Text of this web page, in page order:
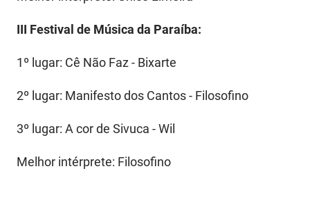
III Festival de Música da Paraíba:
1º lugar: Cê Não Faz - Bixarte
2º lugar: Manifesto dos Cantos - Filosofino
3º lugar: A cor de Sivuca - Wil
Melhor intérprete: Filosofino